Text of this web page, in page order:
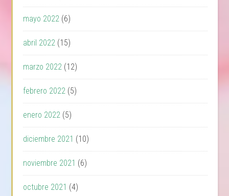
mayo 2022 (6)
abril 2022 (15)
marzo 2022 (12)
febrero 2022 (5)
enero 2022 (5)
diciembre 2021 (10)
noviembre 2021 (6)
octubre 2021 (4)